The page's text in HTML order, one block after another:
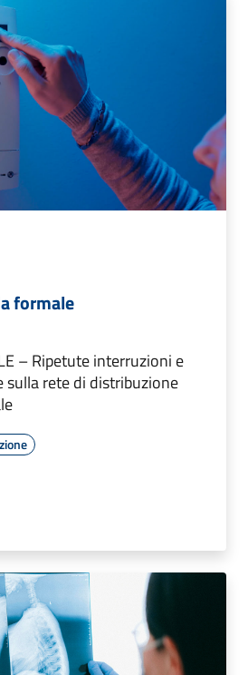
formale
– Ripetute interruzioni e
sulla rete di distribuzione